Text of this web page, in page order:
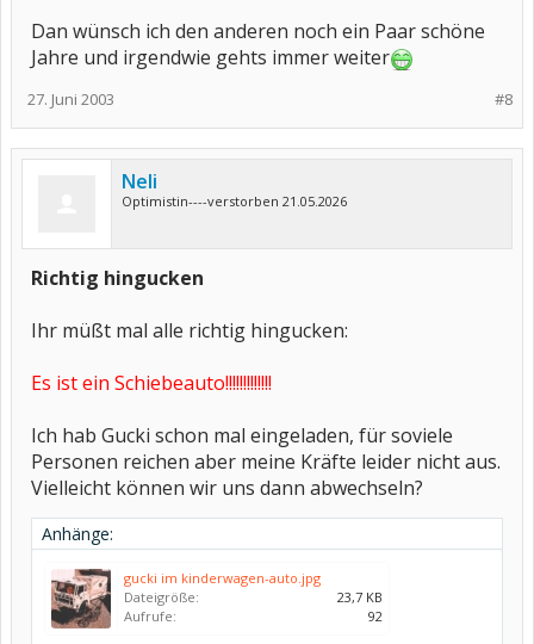
Dan wünsch ich den anderen noch ein Paar schöne
Jahre und irgendwie gehts immer weiter
#8
27. Juni 2003
Neli
Optimistin----verstorben 21.05.2026
Richtig hingucken
Ihr müßt mal alle richtig hingucken:
Es ist ein Schiebeauto!!!!!!!!!!!!!
Ich hab Gucki schon mal eingeladen, für soviele
Personen reichen aber meine Kräfte leider nicht aus.
Vielleicht können wir uns dann abwechseln?
Anhänge:
gucki im kinderwagen-auto.jpg
Dateigröße:
23,7 KB
Aufrufe:
92